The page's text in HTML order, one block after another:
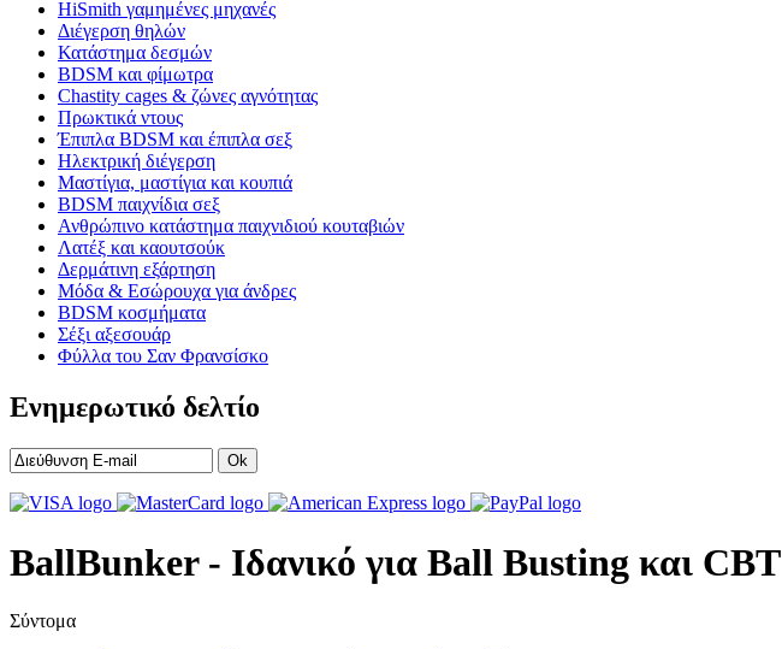
HiSmith γαμημένες μηχανές
Διέγερση θηλών
Κατάστημα δεσμών
BDSM και φίμωτρα
Chastity cages & ζώνες αγνότητας
Πρωκτικά ντους
Έπιπλα BDSM και έπιπλα σεξ
Ηλεκτρική διέγερση
Μαστίγια, μαστίγια και κουπιά
BDSM παιχνίδια σεξ
Ανθρώπινο κατάστημα παιχνιδιού κουταβιών
Λατέξ και καουτσούκ
Δερμάτινη εξάρτηση
Μόδα & Εσώρουχα για άνδρες
BDSM κοσμήματα
Σέξι αξεσουάρ
Φύλλα του Σαν Φρανσίσκο
Ενημερωτικό δελτίο
Ok
BallBunker - Ιδανικό για Ball Busting και CBT
Σύντομα